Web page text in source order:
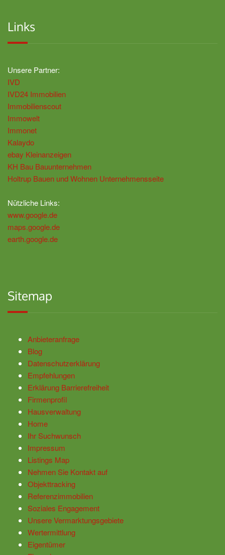
Links
Unsere Partner:
IVD
IVD24 Immobilien
Immobilienscout
Immowelt
Immonet
Kalaydo
ebay Kleinanzeigen
KH Bau Bauunternehmen
Holtrup Bauen und Wohnen Unternehmensseite
Nützliche Links:
www.google.de
maps.google.de
earth.google.de
Sitemap
Anbieteranfrage
Blog
Datenschutzerklärung
Empfehlungen
Erklärung Barrierefreiheit
Firmenprofil
Hausverwaltung
Home
Ihr Suchwunsch
Impressum
Listings Map
Nehmen Sie Kontakt auf
Objekttracking
Referenzimmobilien
Soziales Engagement
Unsere Vermarktungsgebiete
Wertermittlung
Eigentümer